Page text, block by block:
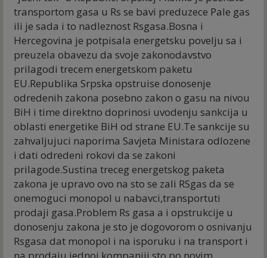
transportom gasa u Rs se bavi preduzece Pale gas
ili je sada i to nadleznost Rsgasa.Bosna i
Hercegovina je potpisala energetsku povelju sa i
preuzela obavezu da svoje zakonodavstvo
prilagodi trecem energetskom paketu
EU.Republika Srpska opstruise donosenje
odredenih zakona posebno zakon o gasu na nivou
BiH i time direktno doprinosi uvodenju sankcija u
oblasti energetike BiH od strane EU.Te sankcije su
zahvaljujuci naporima Savjeta Ministara odlozene
i dati odredeni rokovi da se zakoni
prilagode.Sustina treceg energetskog paketa
zakona je upravo ovo na sto se zali RSgas da se
onemoguci monopol u nabavci,transportuti
prodaji gasa.Problem Rs gasa a i opstrukcije u
donosenju zakona je sto je dogovorom o osnivanju
Rsgasa dat monopol i na isporuku i na transport i
na prodaju jednoj kompaniji sto po novim